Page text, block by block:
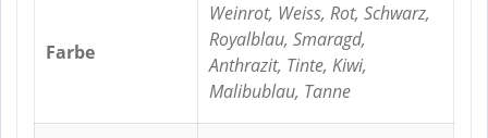
Farbe
Weinrot, Weiss, Rot, Schwarz,
Royalblau, Smaragd,
Anthrazit, Tinte, Kiwi,
Malibublau, Tanne